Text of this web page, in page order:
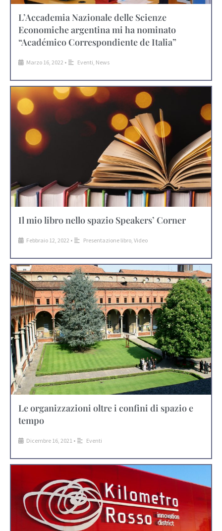
L’Accademia Nazionale delle Scienze
Economiche argentina mi ha nominato
“Académico Correspondiente de Italia”
Marzo 16, 2022 • Eventi News
Il mio libro nello spazio Speakers’ Corner
Febbraio 12, 2022 • Presentazione libro, Video
Le organizzazioni oltre i confini di spazio e
tempo
Dicembre 16, 2021 • Eventi